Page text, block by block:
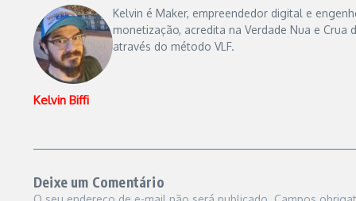
Kelvin Biffi
Kelvin é Maker, empreendedor digital e
monetização, acredita na Verdade Nua e
através do método VLF.
Deixe um Comentário